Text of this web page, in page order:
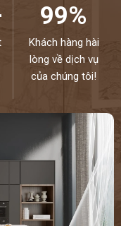
99%
Khách hàng hài
lòng về dịch vụ
của chúng tôi!